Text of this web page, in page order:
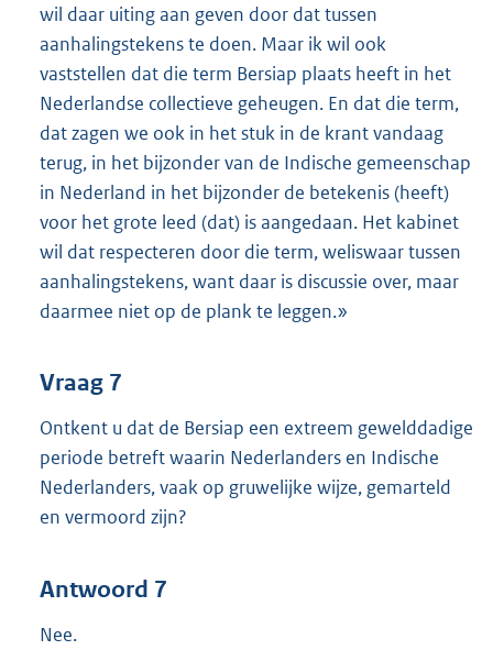
wil daar uiting aan geven door dat tussen
aanhalingstekens te doen. Maar ik wil ook
vaststellen dat die term Bersiap plaats heeft in het
Nederlandse collectieve geheugen. En dat die term,
dat zagen we ook in het stuk in de krant vandaag
terug, in het bijzonder van de Indische gemeenschap
in Nederland in het bijzonder de betekenis (heeft)
voor het grote leed (dat) is aangedaan. Het kabinet
wil dat respecteren door die term, weliswaar tussen
aanhalingstekens, want daar is discussie over, maar
daarmee niet op de plank te leggen.»
Vraag 7
Ontkent u dat de Bersiap een extreem gewelddadige
periode betreft waarin Nederlanders en Indische
Nederlanders, vaak op gruwelijke wijze, gemarteld
en vermoord zijn?
Antwoord 7
Nee.